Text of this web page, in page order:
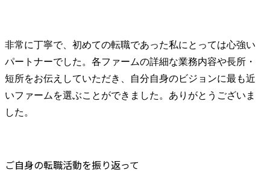
非常に丁寧で、初めての転職であった私にとっては心強い
パートナーでした。各ファームの詳細な業務内容や長所・
短所をお伝えしていただき、自分自身のビジョンに最も近
いファームを選ぶことができました。ありがとうございま
した。
ご自身の転職活動を振り返って